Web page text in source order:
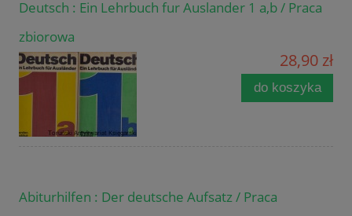
Deutsch : Ein Lehrbuch fur Auslander 1 a,b / Praca
zbiorowa
28,90 zł
do koszyka
Abiturhilfen : Der deutsche Aufsatz / Praca